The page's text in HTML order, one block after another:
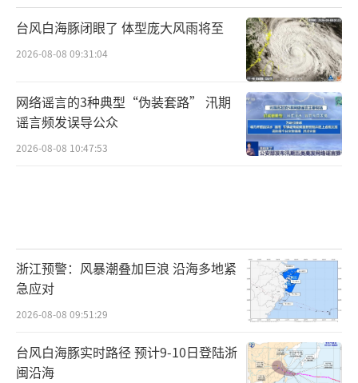
台风白海豚闭眼了 体型庞大风雨将至
2026-08-08 09:31:04
网络谣言的3种典型“伪装套路” 汛期
谣言频发误导公众
2026-08-08 10:47:53
浙江预警：风暴潮叠加巨浪 沿海多地紧
急应对
2026-08-08 09:51:29
台风白海豚实时路径 预计9-10日登陆浙
闽沿海